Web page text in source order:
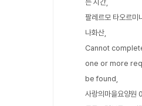
는 시간
팔레르모 타오르미
나화산
Cannot
one or more
be found
사랑의마을요양